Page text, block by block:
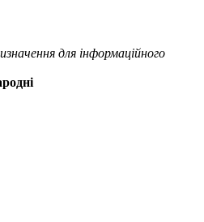
для інформаційного